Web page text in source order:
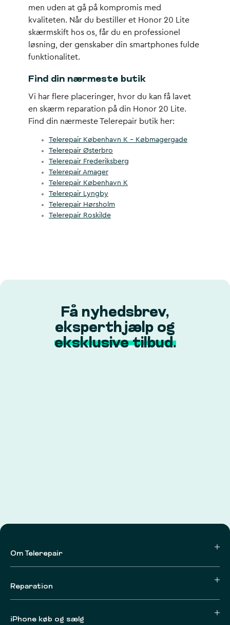
men uden at gå på kompromis med
kvaliteten. Når du bestiller et Honor 20 Lite
skærmskift hos os, får du en professionel
løsning, der genskaber din smartphones fulde
funktionalitet.
Find din nærmeste butik
Vi har flere placeringer, hvor du kan få lavet
en skærm reparation på din Honor 20 Lite.
Find din nærmeste Telerepair butik her:
Telerepair København K – Købmagergade
Telerepair Østerbro
Telerepair Frederiksberg
Telerepair Amager
Telerepair København K
Telerepair Lyngby
Telerepair Hørsholm
Telerepair Roskilde
Få nyhedsbrev,
eksperthjælp og
eksklusive tilbud.
Om Telerepair
Reparation
iPhone køb og sælg